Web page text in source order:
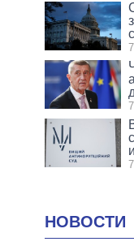
НОВОСТИ